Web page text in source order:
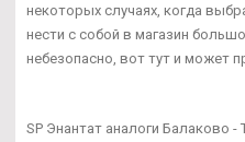
некоторых случаях, когда
нести с собой в магазин
небезопасно, вот тут и может
SP Энантат аналоги Балаково -